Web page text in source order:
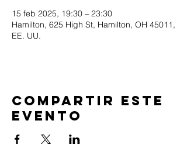
15 feb 2025, 19:30 – 23:30
Hamilton, 625 High St, Hamilton, OH 45011,
EE. UU.
Compartir este
evento